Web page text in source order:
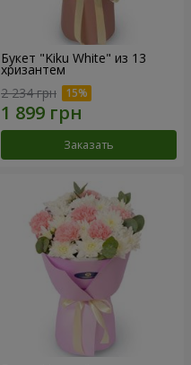
Букет "Kiku White" из 13
хризантем
2 234 грн
Заказать